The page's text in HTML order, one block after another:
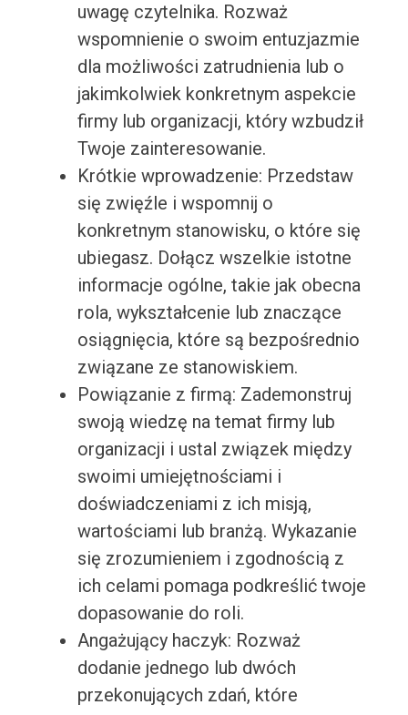
uwagę czytelnika. Rozważ
wspomnienie o swoim entuzjazmie
dla możliwości zatrudnienia lub o
jakimkolwiek konkretnym aspekcie
firmy lub organizacji, który wzbudził
Twoje zainteresowanie.
Krótkie wprowadzenie: Przedstaw
się zwięźle i wspomnij o
konkretnym stanowisku, o które się
ubiegasz. Dołącz wszelkie istotne
informacje ogólne, takie jak obecna
rola, wykształcenie lub znaczące
osiągnięcia, które są bezpośrednio
związane ze stanowiskiem.
Powiązanie z firmą: Zademonstruj
swoją wiedzę na temat firmy lub
organizacji i ustal związek między
swoimi umiejętnościami i
doświadczeniami z ich misją,
wartościami lub branżą. Wykazanie
się zrozumieniem i zgodnością z
ich celami pomaga podkreślić twoje
dopasowanie do roli.
Angażujący haczyk: Rozważ
dodanie jednego lub dwóch
przekonujących zdań, które